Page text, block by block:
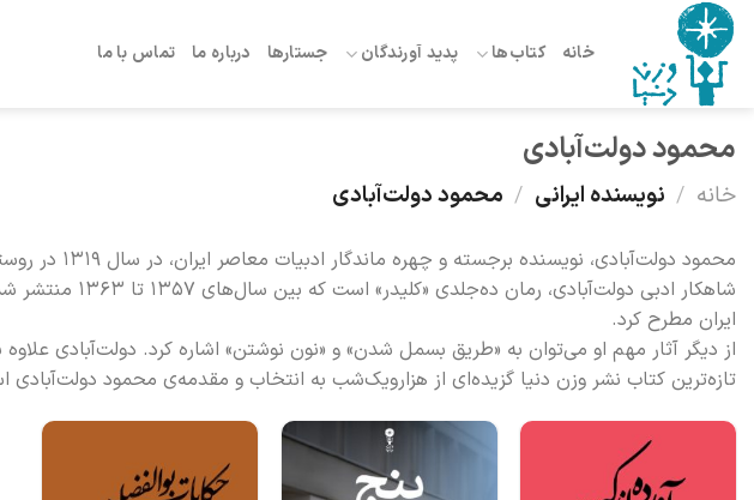
Skip
content
خانه کتاب‌ها پدید آورندگان جستارها درباره ما تماس با ما
محمود دولت‌آبادی
خانه / نویسنده ایرانی / محمود دولت‌آبادی
محمود دولت‌آبادی، نویسنده برجسته و چهره ماندگار ادبیات معاصر ایران، در سال ۱۳۱۹ در روستایی نزدیک سبزوار متولد شد.
شاهکار ادبی
ایران مطرح کرد.
از دیگر آثار مهم او می‌توان به «طریق بسمل شدن» و «نون نوشتن» اشاره کرد. دولت‌آبادی
تازه‌ترین کتاب نشر وزن دنیا گزیده‌ای از هزارویک‌شب به انتخاب و مقدمه‌ی محمود دولت‌آبادی